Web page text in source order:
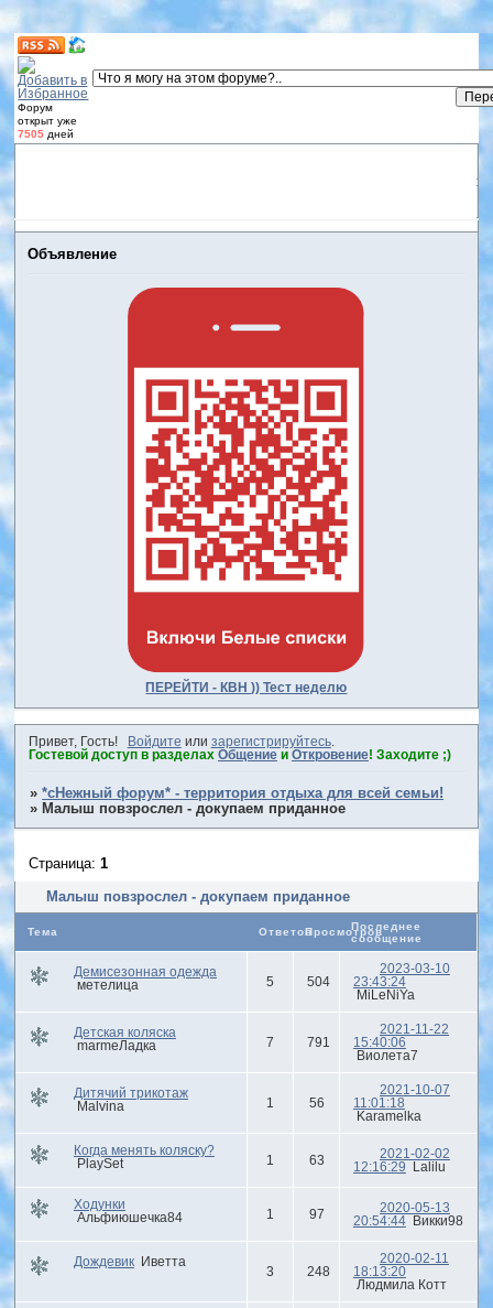
Форум
открыт уже
7505 дней
Объявление
ПЕРЕЙТИ - КВН )) Тест неделю
Привет, Гость! Войдите или зарегистрируйтесь.
Гостевой доступ в разделах Общениеи Откровение! Заходите ;)
»*сНежный форум* - территория отдыха для всей семьи!
» Малыш повзрослел - докупаем приданное
Малыш повзрослел - докупаем приданное
Страница:1
Тема ОтветовПросмотровПоследнее
сообщение
Демисезонная одежда
метелица
5 504
2023-03-10
23:43:24
MiLeNiYa
Детская коляска
marmeЛадка
7 791
2021-11-22
15:40:06
Виолета7
Дитячий трикотаж
Malvina
1 56
2021-10-07
11:01:18
Karamelka
Когда менять коляску?
PlaySet
1 63
2021-02-02
12:16:29
Lalilu
Ходунки
Альфиюшечка84
1 97
2020-05-13
20:54:44
Викки98
Дождевик Иветта
3 248
2020-02-11
18:13:20
Людмила Котт